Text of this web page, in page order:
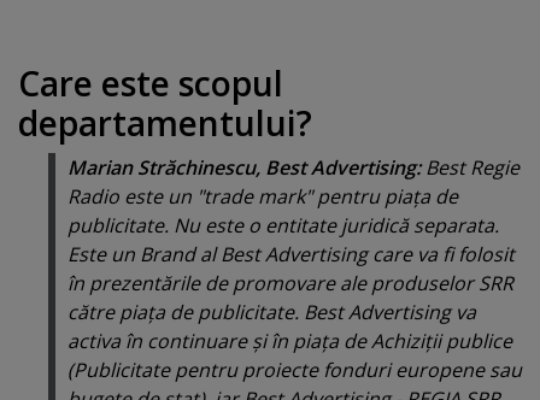
Care este scopul
departamentului?
Marian Străchinescu, Best Advertising:Best Regie
Radio este un "trade mark" pentru piaţa de
publicitate. Nu este o entitate juridică separata.
Este un Brand al Best Advertising care va fi folosit
în prezentările de promovare ale produselor SRR
către piaţa de publicitate. Best Advertising va
activa în continuare şi în piaţa de Achiziţii publice
(Publicitate pentru proiecte fonduri europene sau